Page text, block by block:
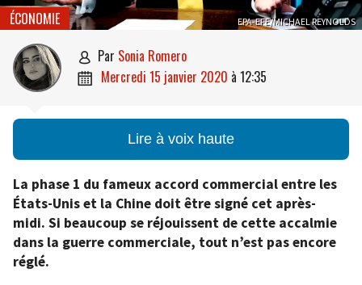
EPA-EFE/MICHAEL REYNOLDS
ÉCONOMIE
 par Sonia Romero
 mercredi 15 janvier 2020 à 12:35
Lire à voix haute
La phase 1 du fameux accord commercial entre les
États-Unis et la Chine doit être signé cet après-
midi. Si beaucoup se réjouissent de cette accalmie
dans la guerre commerciale, tout n’est pas encore
réglé.